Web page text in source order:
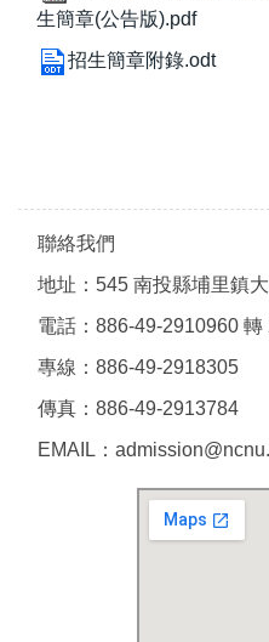
生簡章(公告版).pdf
招生簡章附錄.odt
聯絡我們
地址：545 南投縣埔里鎮
電話：886-49-2910960 轉
專線：886-49-2918305
傳真：886-49-2913784
EMAIL：